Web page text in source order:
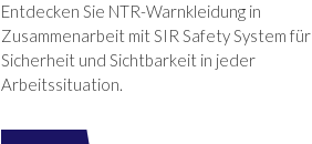
Entdecken Sie NTR-Warnkleidung in
Zusammenarbeit mit SIR Safety System für
Sicherheit und Sichtbarkeit in jeder
Arbeitssituation.